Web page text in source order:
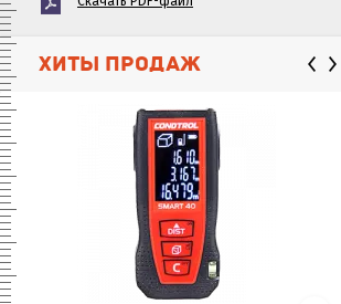
ХИТЫ ПРОДАЖ